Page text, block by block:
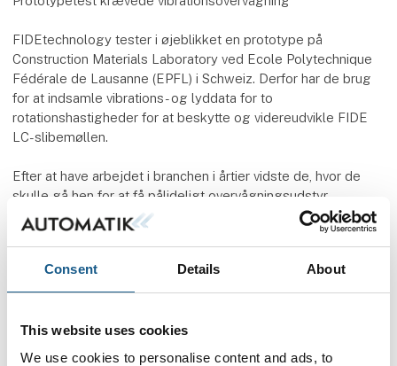
Consent Details About
This website uses cookies
We use cookies to personalise content and ads, to
FIDEtechnology tester i øjeblikket en prototype på
Construction Materials Laboratory ved Ecole Polytechnique
Fédérale de Lausanne (EPFL) i Schweiz. Derfor har de brug
for at indsamle vibrations- og lyddata for to
rotationshastigheder for at beskytte og videreudvikle FIDE
LC-slibemøllen.
Efter at have arbejdet i branchen i årtier vidste de, hvor de
skulle gå hen for at få pålideligt overvågningsudstyr.
"Det var naturligt for os at kontakte PCH Engineering, da vi
løsninger virker," siger Flemming Jørgensen.
DAQ overvågningsløsning til R&D